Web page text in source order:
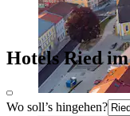
Hotels Ried
Wo soll’s hingehen?